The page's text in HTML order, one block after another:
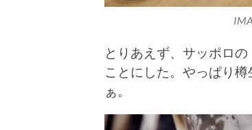
とりあえず、サッポロ
ことにした。やっぱり
ぁ。